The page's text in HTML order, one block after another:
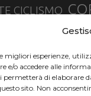
migliori esperienze,
e/o accedere alle
permetterà di elaborare
sito. Non
CICLISMO
HERVÉ
LUCA BRAIDOT